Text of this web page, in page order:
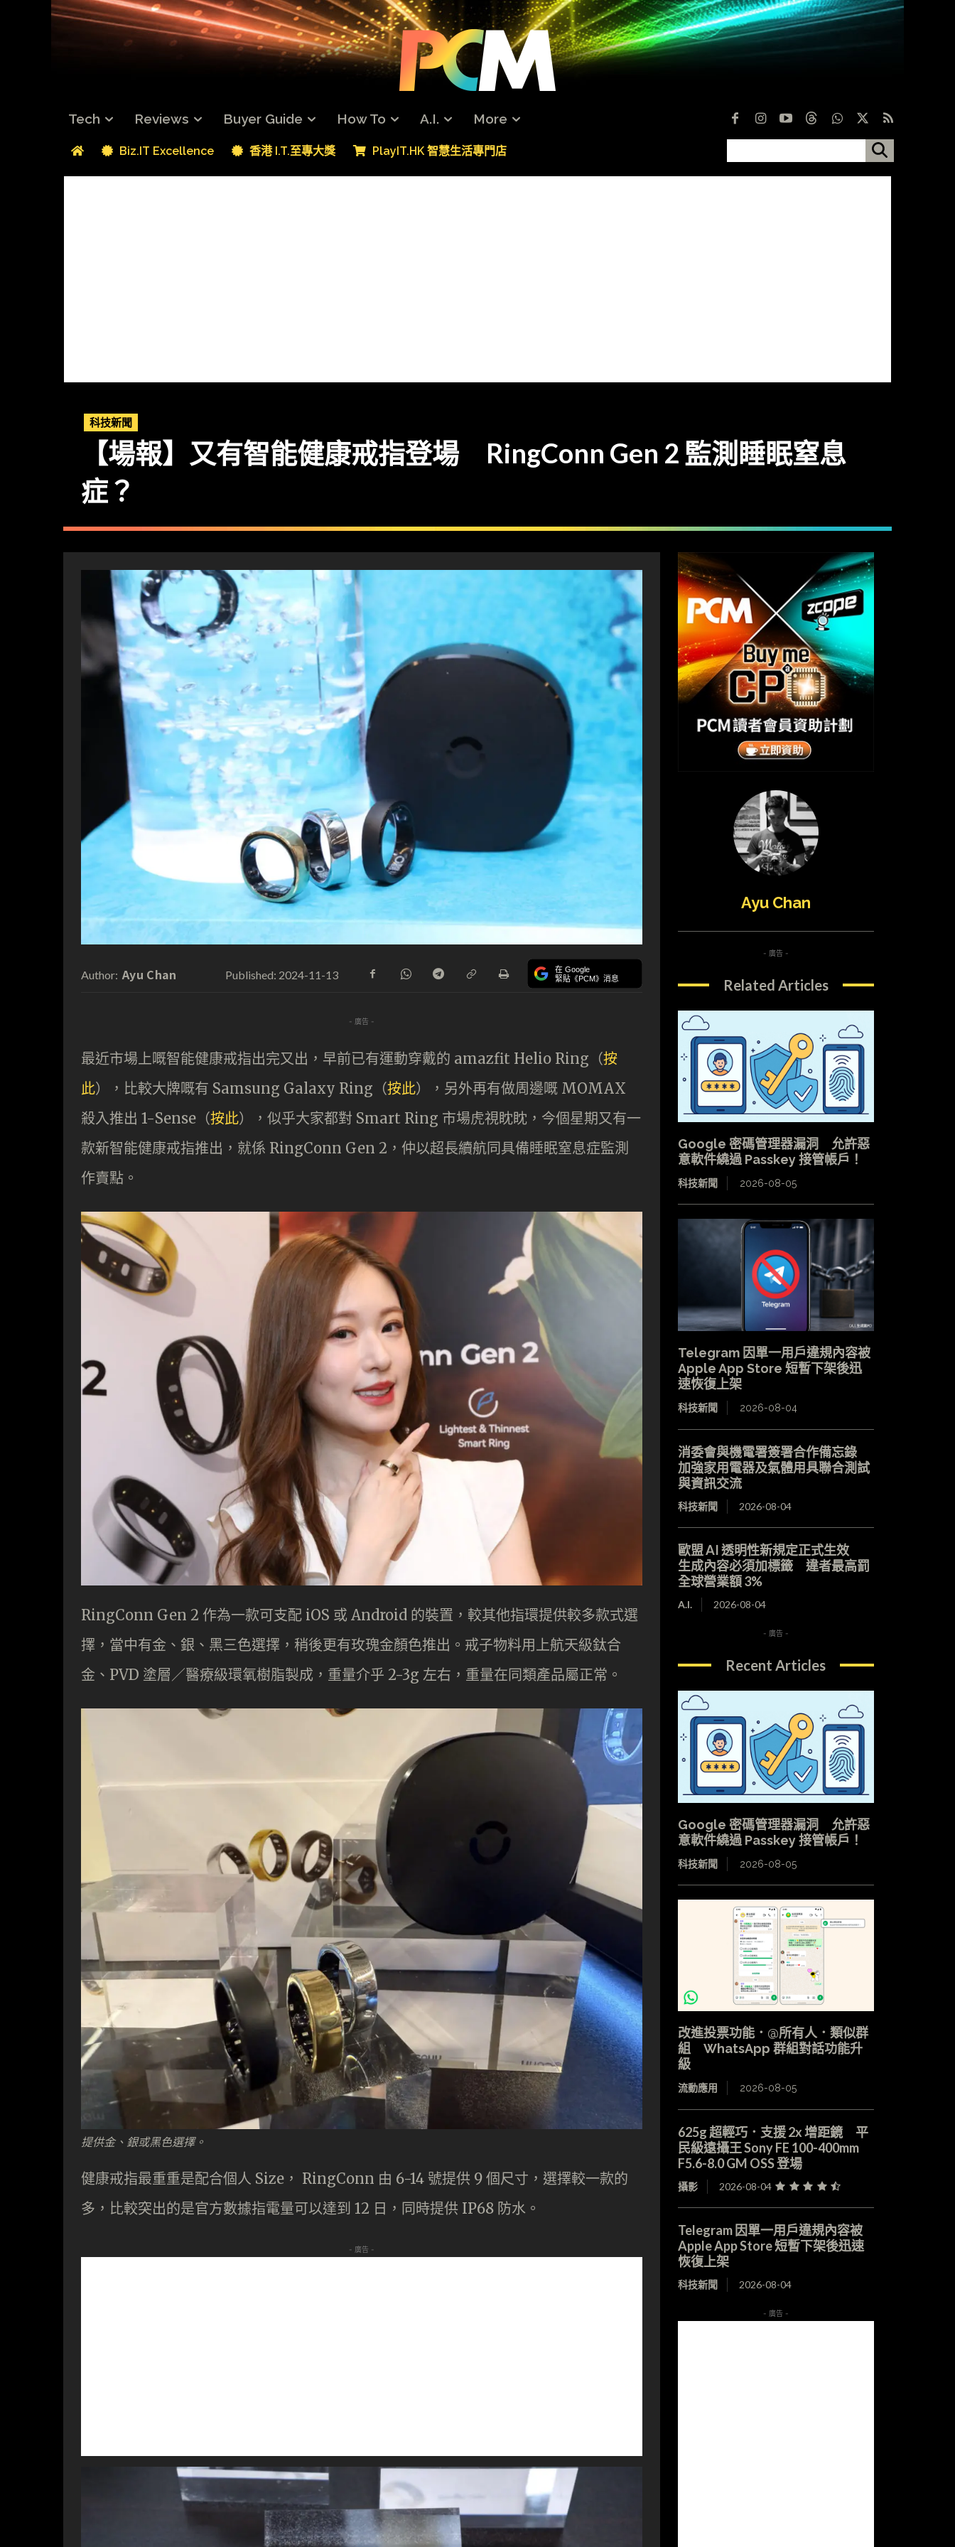
Tech Reviews Buyer Guide How To A.I. More
Biz.IT Excellence 香港 I.T.至專大獎 PlayIT.HK 智慧生活專門店
科技新聞
【場報】又有智能健康戒指登場 RingConn Gen 2 監測睡眠窒息
症？
Author: Ayu Chan Published: 2024-11-13 在 Google
緊貼《PCM》消息
- 廣告 -
最近市場上嘅智能健康戒指出完又出，早前已有運動穿戴的 amazfit Helio Ring（按
此），比較大牌嘅有 Samsung Galaxy Ring（按此），另外再有做周邊嘅 MOMAX
殺入推出 1-Sense（按此），似乎大家都對 Smart Ring 市場虎視眈眈，今個星期又有一
款新智能健康戒指推出，就係 RingConn Gen 2，仲以超長續航同具備睡眠窒息症監測
作賣點。
RingConn Gen 2 作為一款可支配 iOS 或 Android 的裝置，較其他指環提供較多款式選
擇，當中有金、銀、黑三色選擇，稍後更有玫瑰金顏色推出。戒子物料用上航天級鈦合
金、PVD 塗層／醫療級環氧樹脂製成，重量介乎 2-3g 左右，重量在同類產品屬正常。
提供金、銀或黑色選擇。
健康戒指最重重是配合個人 Size， RingConn 由 6-14 號提供 9 個尺寸，選擇較一款的
多，比較突出的是官方數據指電量可以達到 12 日，同時提供 IP68 防水。
- 廣告 -
Ayu Chan
- 廣告 -
Related Articles
Google 密碼管理器漏洞 允許惡
意軟件繞過 Passkey 接管帳戶！
科技新聞 2026-08-05
Telegram 因單一用戶違規內容被
Apple App Store 短暫下架後迅
速恢復上架
科技新聞 2026-08-04
消委會與機電署簽署合作備忘錄
加強家用電器及氣體用具聯合測試
與資訊交流
科技新聞 2026-08-04
歐盟 AI 透明性新規定正式生效
生成內容必須加標籤 違者最高罰
全球營業額 3%
A.I. 2026-08-04
- 廣告 -
Recent Articles
Google 密碼管理器漏洞 允許惡
意軟件繞過 Passkey 接管帳戶！
科技新聞 2026-08-05
改進投票功能．@所有人．類似群
組 WhatsApp 群組對話功能升
級
流動應用 2026-08-05
625g 超輕巧．支援 2x 增距鏡 平
民級遠攝王 Sony FE 100-400mm
F5.6-8.0 GM OSS 登場
攝影 2026-08-04
Telegram 因單一用戶違規內容被
Apple App Store 短暫下架後迅速
恢復上架
科技新聞 2026-08-04
- 廣告 -